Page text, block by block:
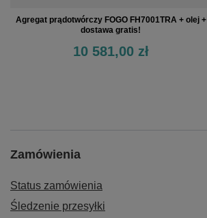
Agregat prądotwórczy FOGO FH7001TRA + olej +
dostawa gratis!
10 581,00 zł
Zamówienia
Status zamówienia
Śledzenie przesyłki